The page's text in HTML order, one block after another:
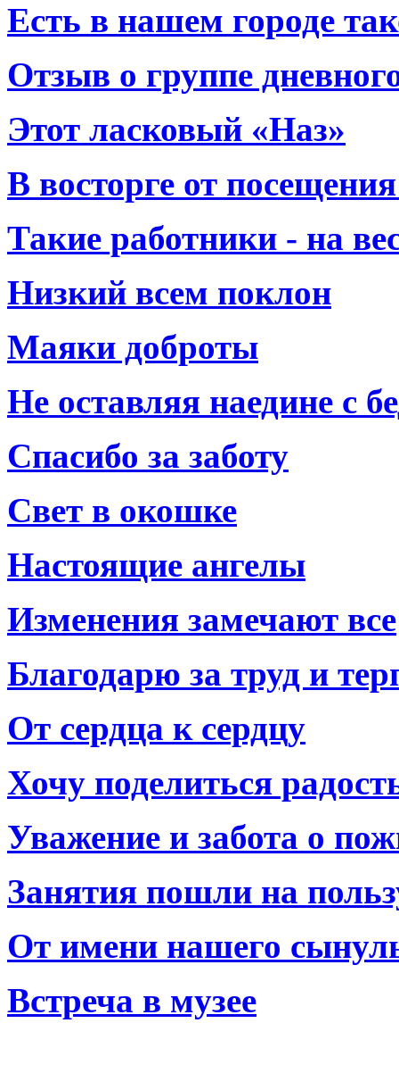
Есть в нашем городе
Отзыв о группе
Этот ласковый «Наз»
В восторге от
Такие работники - на
Низкий всем поклон
Маяки доброты
Не оставляя наедине с
Спасибо за заботу
Свет в окошке
Настоящие ангелы
Изменения замечают все
Благодарю за труд и
От сердца к сердцу
Хочу поделиться
Уважение и забота о
Занятия пошли на
От имени нашего
Встреча в музее